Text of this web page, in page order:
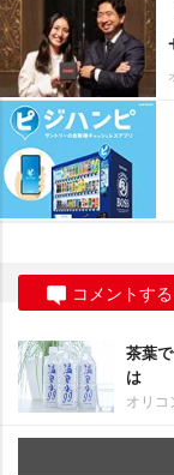
コメントす
茶葉
は
オリコ